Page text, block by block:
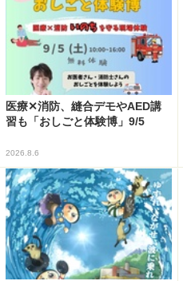
医療✕消防、縫合デモやAED講
習も「おしごと体験博」9/5
2026.8.6